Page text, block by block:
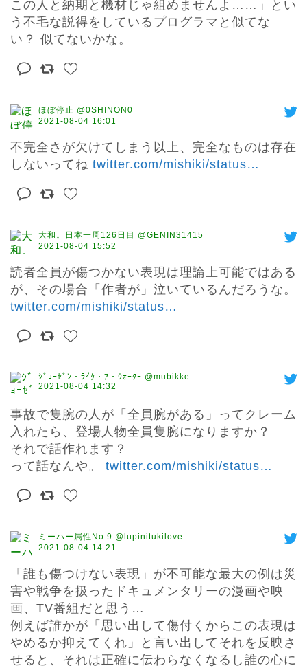
この人と納期と機材じゃ組めませんよ……」とい
う不毛な説得をしているプログラマと似てな
い？ 似てないかな。
ほぼ停止 @0SHINON0
2021-08-04 16:01
不完全さが欠けてしまう以上、完全なものは存在
しないってね twitter.com/mishiki/status…
大和。日本一周126日目 @GENIN31415
2021-08-04 15:52
読者全員が傷つかない表現は理論上可能ではある
twitter.com/mishiki/status…
ｼﾞｮｰｾﾞﾝ・ﾗｲｸ・ｱ・ｳｫｰﾀｰ @mubikke
2021-08-04 14:32
事故で隻腕の人が「全員腕がある」ってクレーム
入れたら、登場人物全員隻腕になりますか？
それで話作れます？
って話なんや。 twitter.com/mishiki/status…
ミーハー属性No.9 @lupinitukilove
2021-08-04 14:21
「誰も傷つけない表現」が不可能な最大の例は災
害や戦争を扱ったドキュメンタリーの漫画や映
画、TV番組だと思う…
例えば誰かが「思い出して傷付くからこの表現は
やめるか抑えてくれ」と言い出してそれを反映さ
せると、それは正確に伝わらなくなるし誰の心に